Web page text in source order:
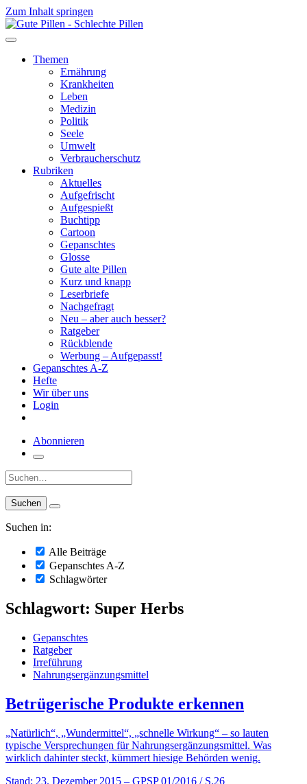
Zum Inhalt springen
Themen
Ernährung
Krankheiten
Leben
Medizin
Politik
Seele
Umwelt
Verbraucherschutz
Rubriken
Aktuelles
Aufgefrischt
Aufgespießt
Buchtipp
Cartoon
Gepanschtes
Glosse
Gute alte Pillen
Kurz und knapp
Leserbriefe
Nachgefragt
Neu – aber auch besser?
Ratgeber
Rückblende
Werbung – Aufgepasst!
Gepanschtes A-Z
Hefte
Wir über uns
Login
Abonnieren
Suche:
Suchen in:
Alle Beiträge
Gepanschtes A-Z
Schlagwörter
Schlagwort: Super Herbs
Gepanschtes
Ratgeber
Irreführung
Nahrungsergänzungsmittel
Betrügerische Produkte erkennen
„Natürlich“, „Wundermittel“, „schnelle Wirkung“ – so lauten
typische Versprechungen für Nahrungsergänzungsmittel. Was
wirklich dahinter steckt, kümmert hiesige Behörden wenig.
Stand: 23. Dezember 2015 – GPSP 01/2016 / S.26